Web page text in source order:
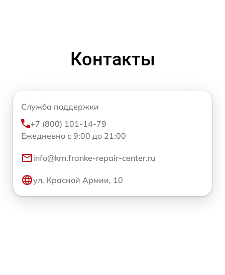
Контакты
Служба поддержки
+7 (800) 101-14-79
Ежедневно с 9:00 до 21:00
info@krn.franke-repair-center.ru
ул. Красной Армии, 10